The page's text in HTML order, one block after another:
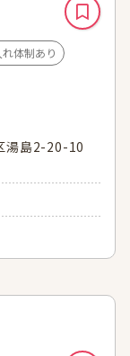
体制あり
湯島2-20-10